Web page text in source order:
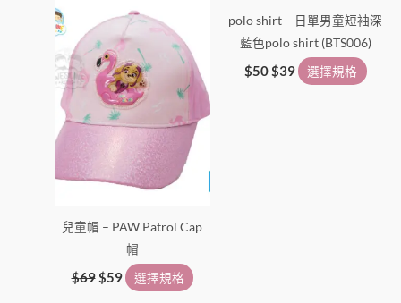
兒童帽 – PAW Patrol Cap
帽
$69 $59 選擇規格
產
面
選
擇
選
polo shirt – 日單男童短袖深
藍色polo shirt (BTS006)
$50$39 選擇規格
產
品
頁
面